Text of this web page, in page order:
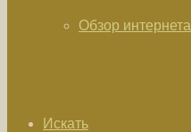
Обзор интернета
Искать